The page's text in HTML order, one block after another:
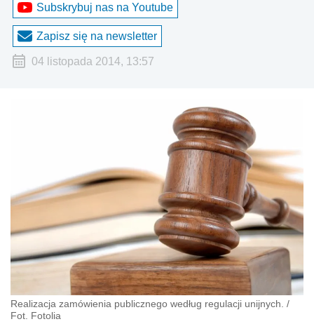
Subskrybuj nas na Youtube
Zapisz się na newsletter
04 listopada 2014, 13:57
Realizacja zamówienia publicznego według regulacji unijnych. /
Fot. Fotolia